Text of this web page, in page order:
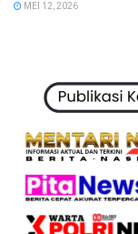
MEI 12, 2026